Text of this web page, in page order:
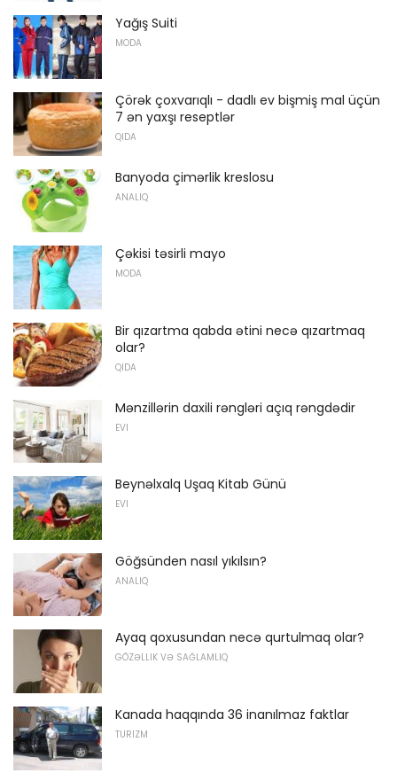
Yağış Suiti
MODA
Çörək çoxvarıqlı - dadlı ev bişmiş mal üçün
7 ən yaxşı reseptlər
QIDA
Banyoda çimərlik kreslosu
ANALIQ
Çəkisi təsirli mayo
MODA
Bir qızartma qabda ətini necə qızartmaq
olar?
QIDA
Mənzillərin daxili rəngləri açıq rəngdədir
EVI
Beynəlxalq Uşaq Kitab Günü
EVI
Göğsünden nasıl yıkılsın?
ANALIQ
Ayaq qoxusundan necə qurtulmaq olar?
GÖZƏLLIK VƏ SAĞLAMLIQ
Kanada haqqında 36 inanılmaz faktlar
TURIZM